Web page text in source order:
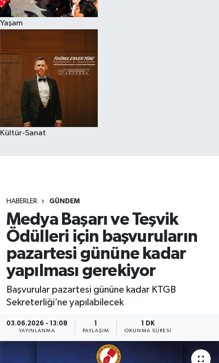
Yaşam
Kültür-Sanat
HABERLER GÜNDEM
Medya Başarı ve Teşvik
Ödülleri için başvuruların
pazartesi gününe kadar
yapılması gerekiyor
Başvurular pazartesi gününe kadar KTGB
Sekreterliği’ne yapılabilecek
03.06.2026 - 13:08
YAYINLANMA
1
PAYLAŞIM
1 DK
OKUNMA SÜRESI